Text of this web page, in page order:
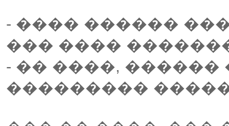
- ���� ������
��� ����
- �� ����, ������
���������